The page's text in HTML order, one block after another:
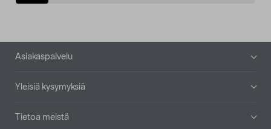
Alatunniste
Asiakaspalvelu
Yleisiä kysymyksiä
Tietoa meistä